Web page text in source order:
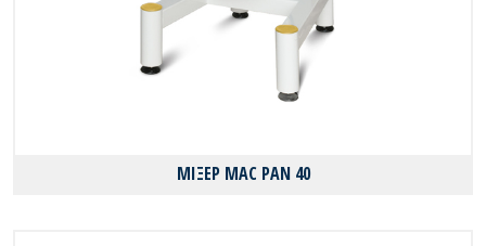
ΜΙΞΕΡ MAC PAN 40